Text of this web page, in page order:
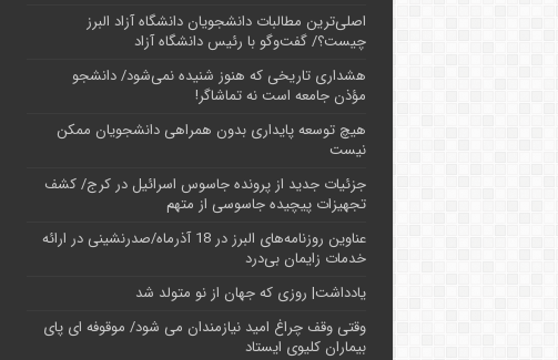
اصلی‌ترین مطالبات دانشجویان دانشگاه آزاد البرز
چیست؟/ گفت‌وگو با رئیس دانشگاه آز‌اد
هشداری تاریخی که هنوز شنیده نمی‌شود/ دانشجو
مؤذن جامعه است نه تماشاگر!
هیچ توسعه پایداری بدون همراهی دانشجویان ممکن
نیست
جزئیات جدید از پرونده جاسوس اسرائیل در کرج/‌ کشف
تجهیزات پیچیده جاسوسی از متهم
عناوین روزنامه‌های البرز در ‌18 آذرماه/صدرنشینی در ارائه
خدمات زایمان بی‌درد
یادداشت| روزی که جهان از نو متولد شد
وقتی وقف چراغ امید نیازمندان می شود/ موقوفه ای پای
بیماران کلیوی ایستاد